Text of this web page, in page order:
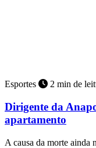
Esportes 2 min de
Dirigente da
apartamento
A causa da morte ainda